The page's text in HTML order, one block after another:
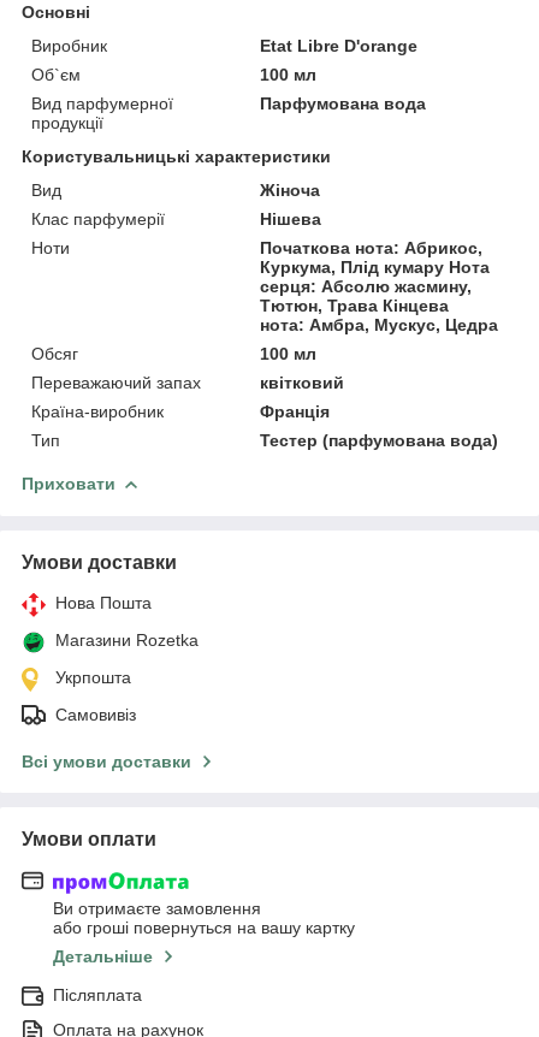
Основні
Виробник
Etat Libre D'orange
Об`єм
100 мл
Вид парфумерної
продукції
Парфумована вода
Користувальницькі характеристики
Вид
Жіноча
Клас парфумерії
Нішева
Ноти
Початкова нота: Абрикос,
Куркума, Плід кумару Нота
серця: Абсолю жасмину,
Тютюн, Трава Кінцева
нота: Амбра, Мускус, Цедра
Обсяг
100 мл
Переважаючий запах
квітковий
Країна-виробник
Франція
Тип
Тестер (парфумована вода)
Приховати
Умови доставки
Нова Пошта
Магазини Rozetka
Укрпошта
Самовивіз
Всі умови доставки
Умови оплати
Ви отримаєте замовлення
або гроші повернуться на вашу картку
Детальніше
Післяплата
Оплата на рахунок